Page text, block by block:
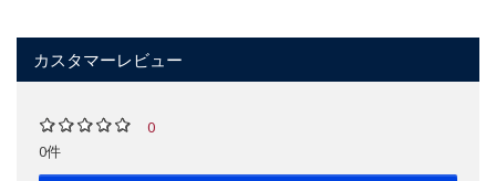
カスタマーレビュー
0
0件